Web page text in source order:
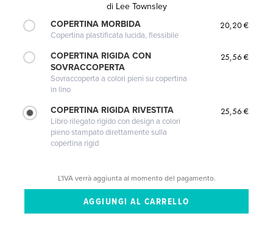
di Lee Townsley
COPERTINA MORBIDA
Copertina plastificata lucida, flessibile
20,20 €
COPERTINA RIGIDA CON
SOVRACCOPERTA
Sovraccoperta a colori pieni su copertina
in lino
25,56 €
COPERTINA RIGIDA RIVESTITA
Libro rilegato rigido con design a colori
pieno stampato direttamente sulla
copertina rigid
25,56 €
L'IVA verrà aggiunta al momento del pagamento.